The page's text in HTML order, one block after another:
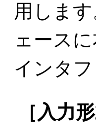
用しま
ェース
インタ
［入力